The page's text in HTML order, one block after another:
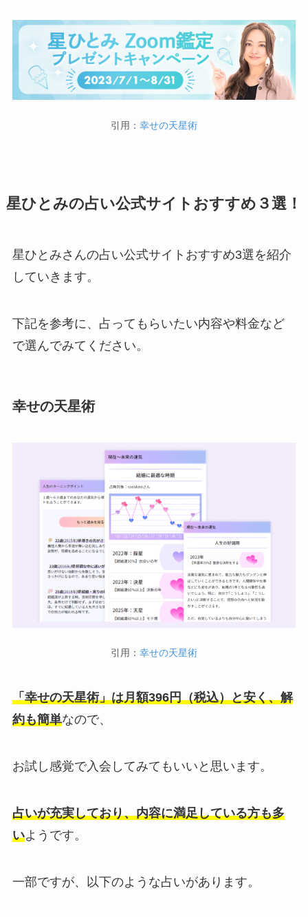
引用： 幸せの天星術
星ひとみの占い公式サイトおすすめ３選！
星ひとみさんの占い公式サイトおすすめ3選を紹介
していきます。
下記を参考に、占ってもらいたい内容や料金など
で選んでみてください。
幸せの天星術
引用： 幸せの天星術
「幸せの天星術」は月額396円（税込）と安く、解
約も簡単なので、
お試し感覚で入会してみてもいいと思います。
占いが充実しており、内容に満足している方も多
いようです。
一部ですが、以下のような占いがあります。